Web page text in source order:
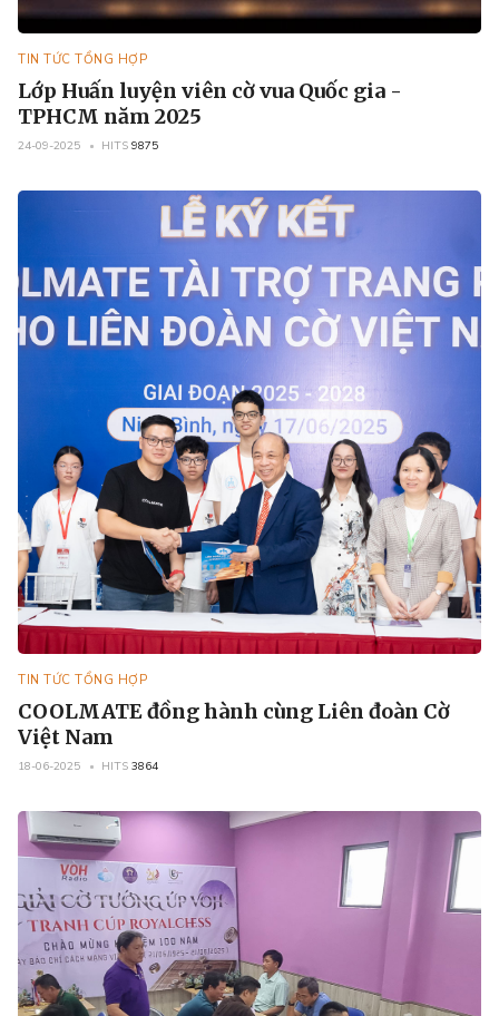
TIN TỨC TỔNG HỢP
Lớp Huấn luyện viên cờ vua Quốc gia -
TPHCM năm 2025
24-09-2025 HITS 9875
TIN TỨC TỔNG HỢP
COOLMATE đồng hành cùng Liên đoàn Cờ
Việt Nam
18-06-2025 HITS 3864